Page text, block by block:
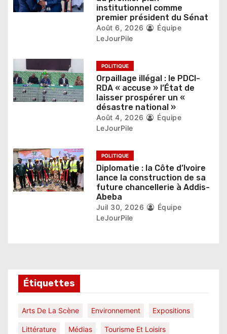
’
t
i
c
institutionnel comme
premier président du Sénat
Août 6, 2026
Équipe
LeJourPile
POLITIQUE
Orpaillage illégal : le PDCI-
RDA « accuse » l’État de
laisser prospérer un «
désastre national »
Août 4, 2026
Équipe
LeJourPile
POLITIQUE
Diplomatie : la Côte d’Ivoire
lance la construction de sa
future chancellerie à Addis-
Abeba
Juil 30, 2026
Équipe
LeJourPile
Étiquettes
Arts De La Scène Environnement Expositions
Littérature Médias Tourisme Et Loisirs